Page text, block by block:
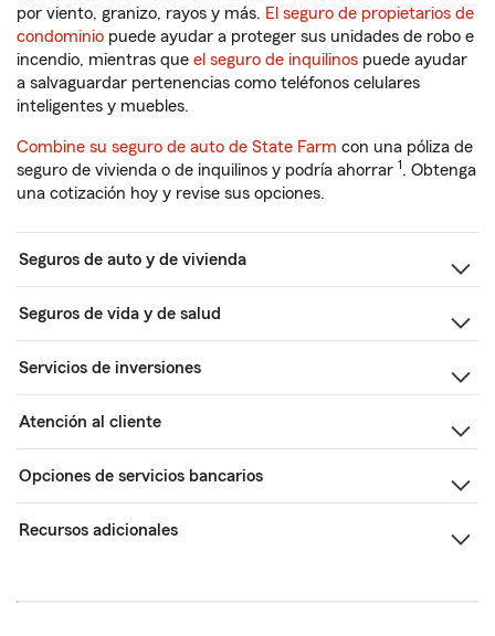
por viento, granizo, rayos y más. El seguro de propietarios de
condominio puede ayudar a proteger sus unidades de robo e
incendio, mientras que el seguro de inquilinos puede ayudar
a salvaguardar pertenencias como teléfonos celulares
inteligentes y muebles.
Combine su seguro de auto de State Farm con una póliza de
seguro de vivienda o de inquilinos y podría ahorrar 1. Obtenga
una cotización hoy y revise sus opciones.
Seguros de auto y de vivienda
Seguros de vida y de salud
Servicios de inversiones
Atención al cliente
Opciones de servicios bancarios
Recursos adicionales